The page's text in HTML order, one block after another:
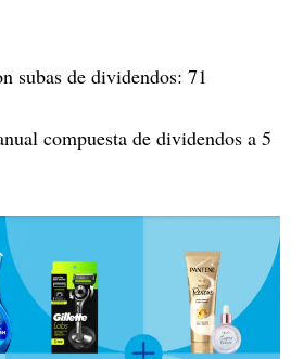
subas de dividendos: 71
compuesta de dividendos a 5